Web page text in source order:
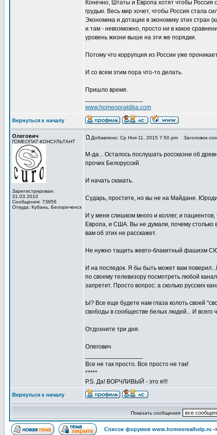
Конечно, Штаты и Европа хотят чтобы
грудью. Весь мир хочет, чтобы Россия стала
Экономика и дотации в экономику этих стран
и там - невозможно, просто ни в какое
уровень жизни выше на эти же порядки.
Потому что коррупция из России уже
И со всем этим пора что-то делать.
Пришло время.
www.homeopraktika.com
Вернуться к началу
Олегович
ГОМЕОПАТ-КОНСУЛЬТАНТ
Зарегистрирован:
31.03.2010
Сообщения: 73856
Откуда: Кубань, Белореченск
Добавлено: Ср Ноя 11, 2015 7:50 pm Заголовок
М-да... Осталось послушать россказни об
прочих Белоруссий.
И начать скакать.
Сударь, простите, но вы не на Майдане.
И у меня слишком много и коллег, и
Европа, и США. Вы не думали, почему
вам об этих не расскажет.
Не нужно тащить жевто-блакитный фашизм
И на последок. Я бы быть может вам
по своему телевизору посмотреть любой
запретит. Просто вопрос: а сколько русских
Ы? Все еще будете нам глаза колоть своей
свободы в сообществе белых людей... И всего
Отдохните три дня.
Олегович
Все не так просто. Все просто не так!
*****
P.S. Да! ВОРЧЛИВЫЙ - это я!!!
Вернуться к началу
Показать сообщения:
Список форумов www.homeorealhelp.ru -